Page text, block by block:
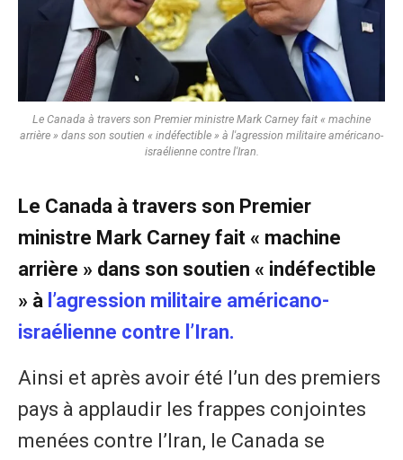
Le Canada à travers son Premier ministre Mark Carney fait « machine
arrière » dans son soutien « indéfectible » à l'agression militaire américano-
israélienne contre l'Iran.
Le Canada à travers son Premier
ministre Mark Carney fait « machine
arrière » dans son soutien « indéfectible
» à l’agression militaire américano-
israélienne contre l’Iran.
Ainsi et après avoir été l’un des premiers
pays à applaudir les frappes conjointes
menées contre l’Iran, le Canada se